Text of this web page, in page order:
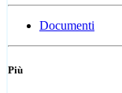
Documenti
Più